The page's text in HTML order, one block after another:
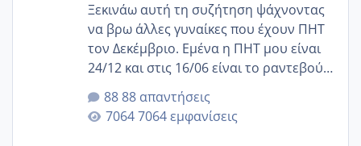
Ξεκινάω αυτή τη συζήτηση ψάχνοντας
να βρω άλλες γυναίκες που έχουν ΠΗΤ
τον Δεκέμβριο. Εμένα η ΠΗΤ μου είναι
24/12 και στις 16/06 είναι το ραντεβού
της αυχενικής διαφάνειας. Έχω αρκετό
άγχος και οι μέρες δεν φαίνεται να
περνάνε με τίποτα.
88 απαντήσεις
7064 εμφανίσεις